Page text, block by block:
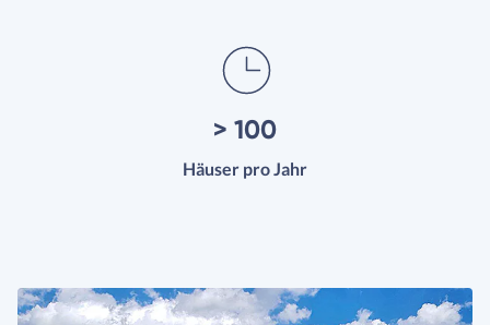
> 100
Häuser pro Jahr